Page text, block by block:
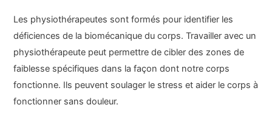
Les physiothérapeutes sont formés pour identifier les
déficiences de la biomécanique du corps. Travailler avec un
physiothérapeute peut permettre de cibler des zones de
faiblesse spécifiques dans la façon dont notre corps
fonctionne. Ils peuvent soulager le stress et aider le corps à
fonctionner sans douleur.